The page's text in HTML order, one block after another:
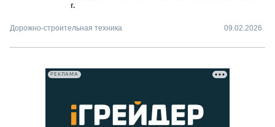
г.
Дорожно-строительная техника 09.02.2026
РЕКЛАМА